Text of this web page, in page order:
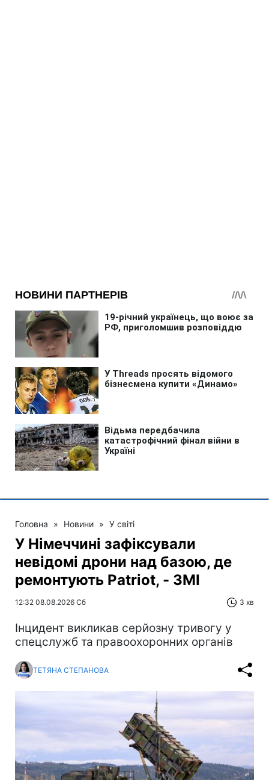
Головна » Новини » У світі
У Німеччині зафіксували
невідомі дрони над базою, де
ремонтують Patriot, - ЗМІ
12:32 08.08.2026 Сб 3 хв
Інцидент викликав серйозну тривогу у
спецслужб та правоохоронних органів
ТЕТЯНА СТЕПАНОВА